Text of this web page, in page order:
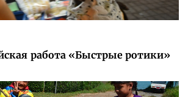
работа «Быстрые ротики»